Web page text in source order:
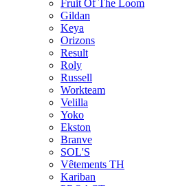
Fruit Of The Loom
Gildan
Keya
Orizons
Result
Roly
Russell
Workteam
Velilla
Yoko
Ekston
Branve
SOL'S
Vêtements TH
Kariban